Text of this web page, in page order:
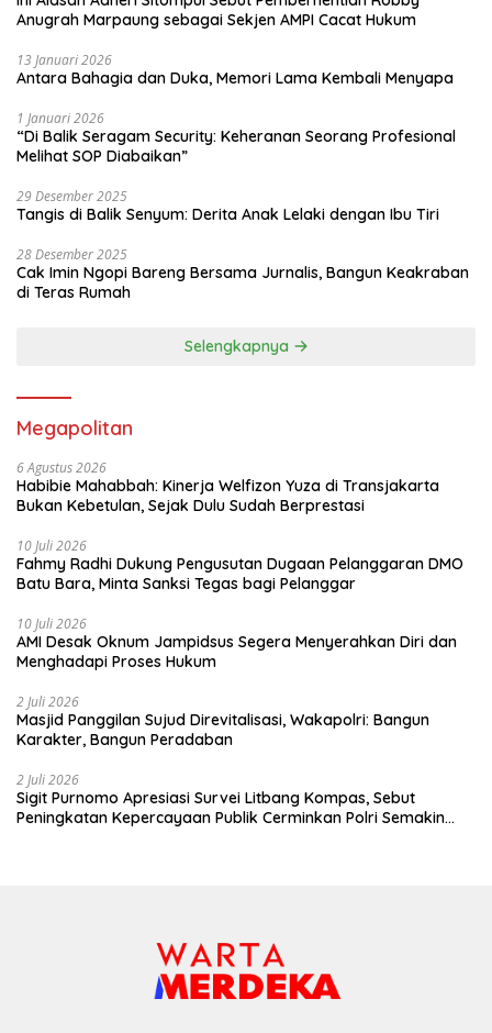
Anugrah Marpaung sebagai Sekjen AMPI Cacat Hukum
13 Januari 2026
Antara Bahagia dan Duka, Memori Lama Kembali Menyapa
1 Januari 2026
“Di Balik Seragam Security: Keheranan Seorang Profesional
Melihat SOP Diabaikan”
29 Desember 2025
Tangis di Balik Senyum: Derita Anak Lelaki dengan Ibu Tiri
28 Desember 2025
Cak Imin Ngopi Bareng Bersama Jurnalis, Bangun Keakraban
di Teras Rumah
Selengkapnya
Megapolitan
6 Agustus 2026
Habibie Mahabbah: Kinerja Welfizon Yuza di Transjakarta
Bukan Kebetulan, Sejak Dulu Sudah Berprestasi
10 Juli 2026
Fahmy Radhi Dukung Pengusutan Dugaan Pelanggaran DMO
Batu Bara, Minta Sanksi Tegas bagi Pelanggar
10 Juli 2026
AMI Desak Oknum Jampidsus Segera Menyerahkan Diri dan
Menghadapi Proses Hukum
2 Juli 2026
Masjid Panggilan Sujud Direvitalisasi, Wakapolri: Bangun
Karakter, Bangun Peradaban
2 Juli 2026
Sigit Purnomo Apresiasi Survei Litbang Kompas, Sebut
Peningkatan Kepercayaan Publik Cerminkan Polri Semakin